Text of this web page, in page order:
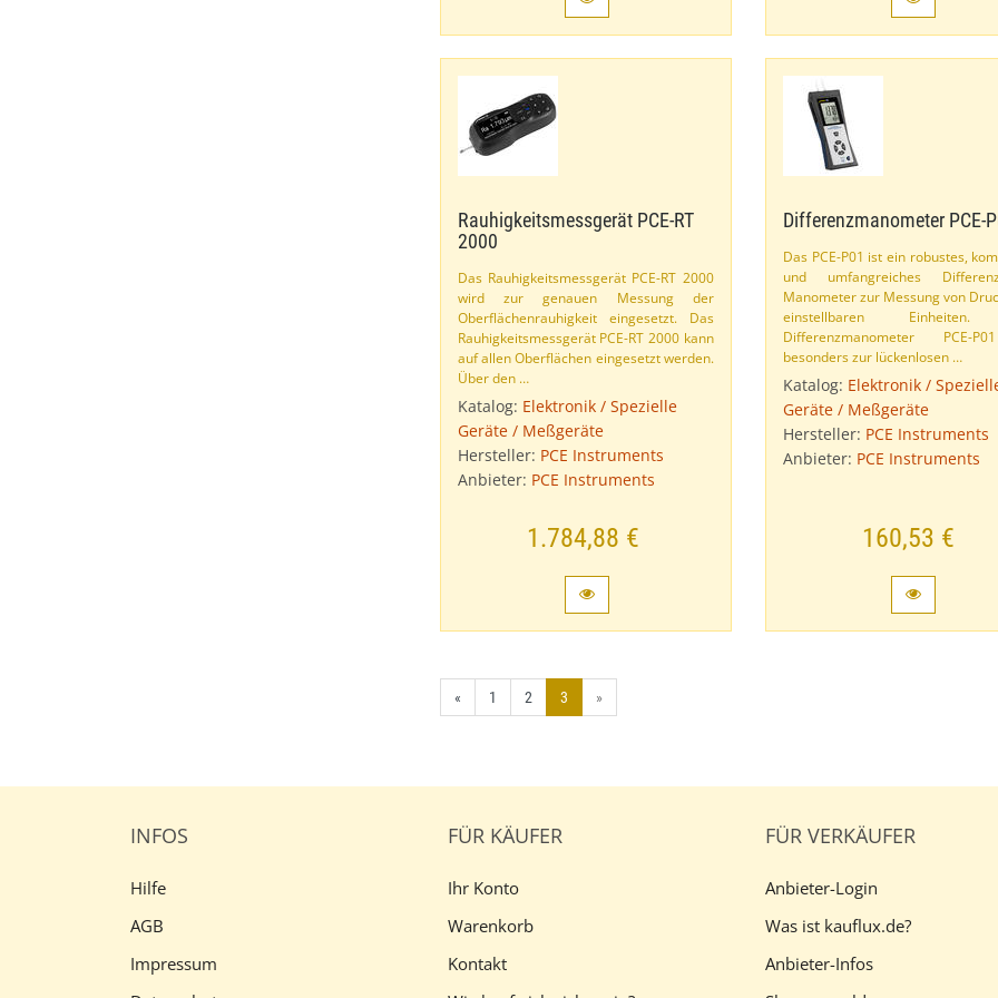
Rauhigkeitsmessgerät PCE-​RT
2000
Das Rauhigkeitsmessgerät PCE-​RT 2000
wird zur genauen Messung der
Oberflächenrauhigkeit eingesetzt. Das
Rauhigkeitsmessgerät PCE-​RT 2000 kann
auf allen Oberflächen eingesetzt werden.
Über den …
Katalog: Elektronik / Spezielle
Geräte / Meßgeräte
Hersteller: PCE Instruments
Anbieter: PCE Instruments
1.784,88 €
Differenzmanometer PCE-​
Das PCE-​P01 ist ein robustes,
und umfangreiches
Manometer zur Messung von
einstellbaren
Differenzmanometer PCE-​
besonders zur lückenlosen …
Katalog: Elektronik /
Geräte / Meßgeräte
Hersteller: PCE Instruments
Anbieter: PCE Instruments
160,53 €
«
1 2 3 »
INFOS
Hilfe
AGB
Impressum
FÜR KÄUFER
Ihr Konto
Warenkorb
Kontakt
FÜR VERKÄUFER
Anbieter-Login
Was ist kauflux.de?
Anbieter-Infos